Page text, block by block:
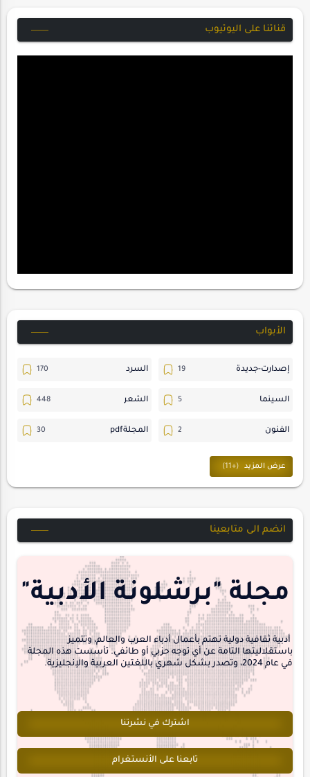
قناتنا على اليوتيوب
الأبواب
إصدارت-جديدة السرد
السينما الشعر
الفنون المجلةpdf
المسرح
حسن_يارتي حوارات
هايكو
interview
انضم الى متابعينا
مجلة "برشلونة الأدبية"
أدبية ثقافية دولية تهتم بأعمال أدباء العرب والعالم، وتتميز
باستقلاليتها التامة عن أي توجه حزبي أو طائفي. تأسست هذه المجلة
في عام 2024، وتصدر بشكل شهري باللغتين العربية والإنجليزية.
اشترك في نشرتنا
تابعنا على الأنستغرام